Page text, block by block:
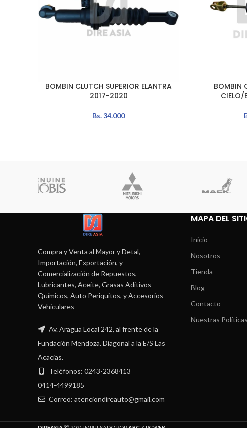
LEER MÁS
BOMBIN CLUTCH SUPERIOR ELANTRA
2017-2020
Bs.34.000
AÑADIR ALBOMBIN
CIELO/
Compra y Venta al Mayor y Detal,
Importación, Exportación, y
Comercialización de Repuestos,
Lubricantes, Aceite, Grasas Aditivos
Químicos, Auto Periquitos, y Accesorios
Vehiculares
Av. Aragua Local 242, al frente de la
Fundación Mendoza. Diagonal a la E/S Las
Acacias.
Teléfonos: 0243-2368413
0414-4499185
Correo: atenciondireauto@gmail.com
MAPA DEL
Inicio
Nosotros
Tienda
Blog
Contacto
Nuestras Políticas